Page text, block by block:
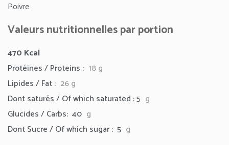
Poivre
Valeurs nutritionnelles par portion
470 Kcal
Protéines / Proteins : 18 g
Lipides / Fat : 26g
Dont saturés / Of which saturated :5 g
Glucides / Carbs: 40 g
Dont Sucre / Of which sugar : 5 g